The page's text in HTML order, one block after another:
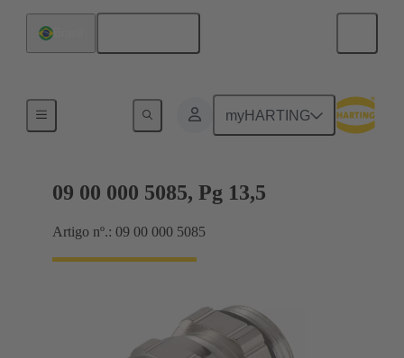
myHARTING
09 00 000 5085, Pg 13,5
Artigo nº.: 09 00 000 5085